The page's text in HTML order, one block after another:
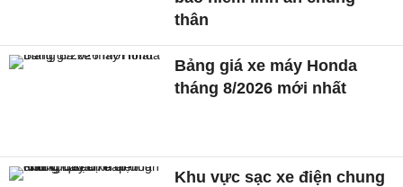
thân
Bảng giá xe máy Honda
tháng 8/2026 mới nhất
Khu vực sạc xe điện chung